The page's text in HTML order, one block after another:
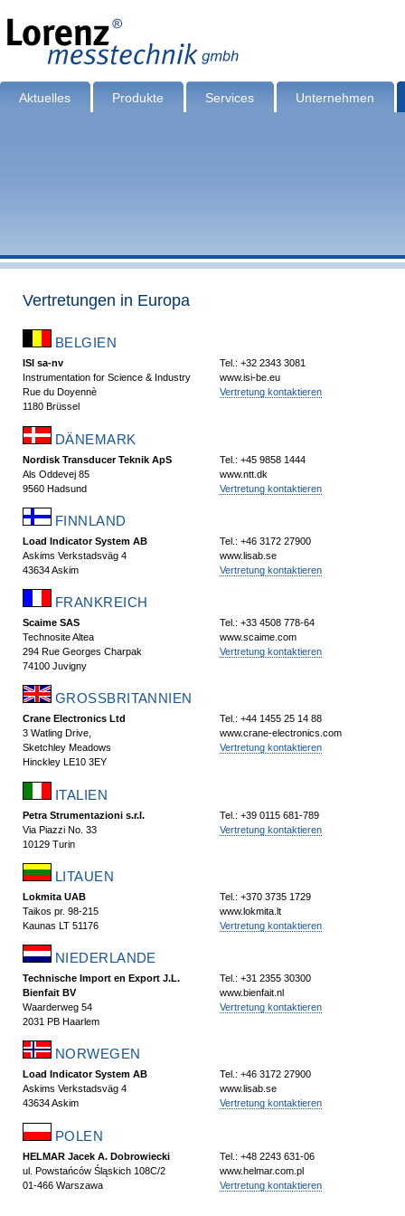
Aktuelles Produkte Services Unternehmen
Vertretungen in Europa
BELGIEN
ISI sa-nv
Instrumentation for Science & Industry
Rue du Doyennè
1180 Brüssel
Tel.: +32 2343 3081
www.isi-be.eu
Vertretung kontaktieren
DÄNEMARK
Nordisk Transducer Teknik ApS
Als Oddevej 85
9560 Hadsund
Tel.: +45 9858 1444
www.ntt.dk
Vertretung kontaktieren
FINNLAND
Load Indicator System AB
Askims Verkstadsväg 4
43634 Askim
Tel.: +46 3172 27900
www.lisab.se
Vertretung kontaktieren
FRANKREICH
Scaime SAS
Technosite Altea
294 Rue Georges Charpak
74100 Juvigny
Tel.: +33 4508 778-64
www.scaime.com
Vertretung kontaktieren
GROSSBRITANNIEN
Crane Electronics Ltd
3 Watling Drive,
Sketchley Meadows
Hinckley LE10 3EY
Tel.: +44 1455 25 14 88
www.crane-electronics.com
Vertretung kontaktieren
ITALIEN
Petra Strumentazioni s.r.l.
Via Piazzi No. 33
10129 Turin
Tel.: +39 0115 681-789
Vertretung kontaktieren
LITAUEN
Lokmita UAB
Taikos pr. 98-215
Kaunas LT 51176
Tel.: +370 3735 1729
www.lokmita.lt
Vertretung kontaktieren
NIEDERLANDE
Technische Import en Export J.L.
Bienfait BV
Waarderweg 54
2031 PB Haarlem
Tel.: +31 2355 30300
www.bienfait.nl
Vertretung kontaktieren
NORWEGEN
Load Indicator System AB
Askims Verkstadsväg 4
43634 Askim
Tel.: +46 3172 27900
www.lisab.se
Vertretung kontaktieren
POLEN
HELMAR Jacek A. Dobrowiecki
ul. Powstańców Śląskich 108C/2
01-466 Warszawa
Tel.: +48 2243 631-06
www.helmar.com.pl
Vertretung kontaktieren